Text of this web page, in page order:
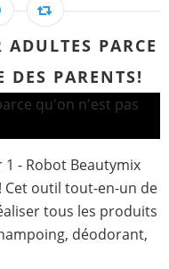
PARCE
PARENTS!
- Robot Beautymix
Cet outil tout-en-un de
tous les produits
déodorant,